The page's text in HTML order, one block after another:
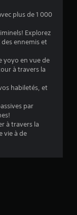
i
l
e
s
s
r
(
plus de 1 000
Explorez
ennemis et
yoyo en vue de
à travers la
habiletés, et
par
à travers la
vie à de